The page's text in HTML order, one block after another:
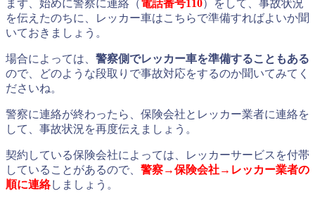
まず、始めに警察に連絡（ 電話番号110）をして、事故状況
を伝えたのちに、レッカー車はこちらで準備すればよいか聞
いておきましょう。
場合によっては、 警察側でレッカー車を準備することもある
ので、どのような段取りで事故対応をするのか聞いてみてく
ださいね。
警察に連絡が終わったら、保険会社とレッカー業者に連絡を
して、事故状況を再度伝えましょう。
契約している保険会社によっては、レッカーサービスを付帯
していることがあるので、 警察→保険会社→レッカー業者の
順に連絡しましょう。